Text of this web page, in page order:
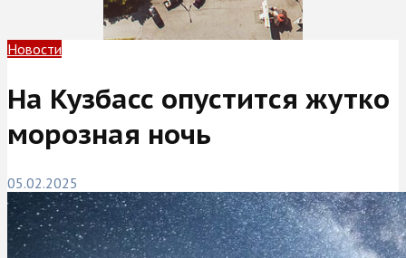
Новости
На Кузбасс опустится жутко
морозная ночь
05.02.2025